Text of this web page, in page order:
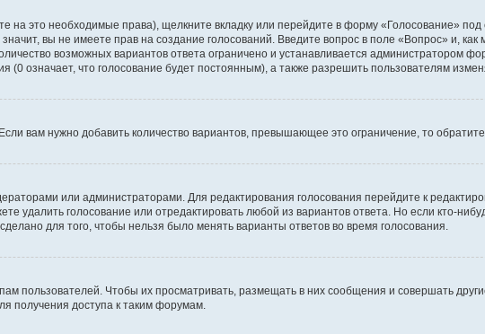
на это необходимые права), щелкните вкладку или перейдите в форму «Голосование»
вы не имеете прав на создание голосований. Введите вопрос в поле «Вопрос» и,
возможных вариантов ответа ограничено и устанавливается администратором
(0 означает, что голосование будет постоянным), а также разрешить пользователям
вам нужно добавить количество вариантов, превышающее это ограничение, то
или администраторами. Для редактирования голосования перейдите к
удалить голосование или отредактировать любой из вариантов ответа. Но если кто-
для того, чтобы нельзя было менять варианты ответов во время голосования.
пользователей. Чтобы их просматривать, размещать в них сообщения и совершать
получения доступа к таким форумам.